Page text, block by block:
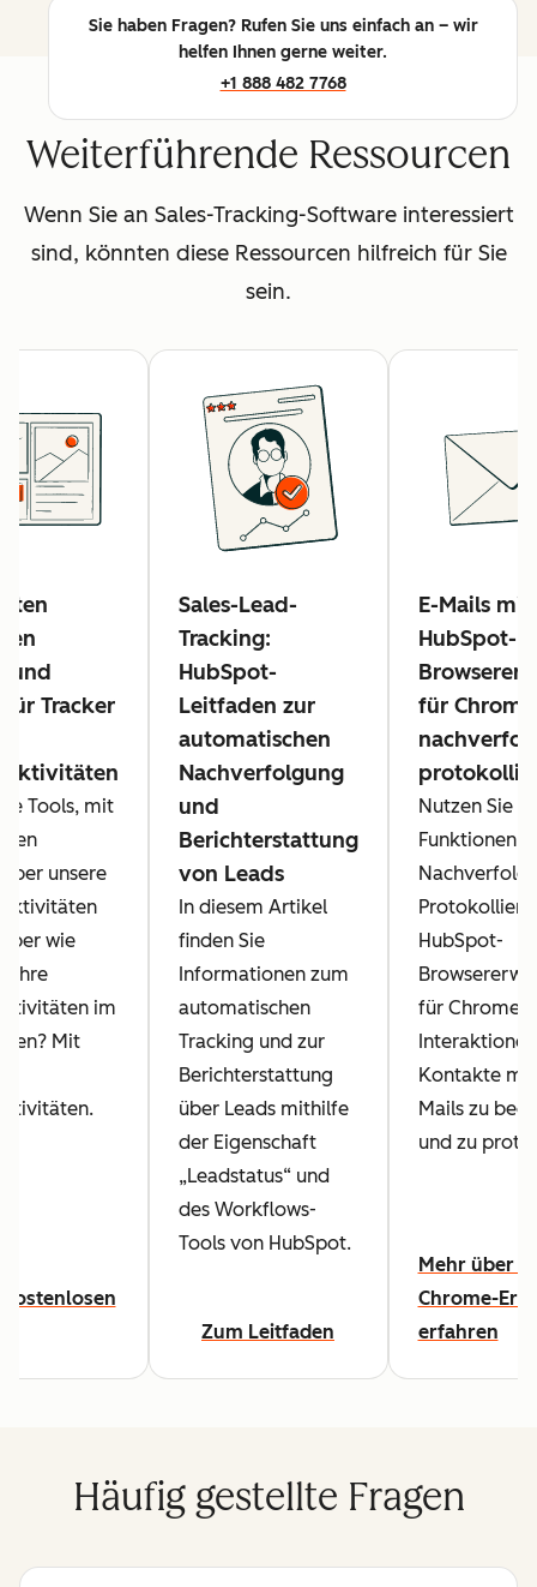
Sie haben Fragen? Rufen Sie uns einfach an – wir
helfen Ihnen gerne weiter.
+1 888 482 7768
Weiterführende Ressourcen
Wenn Sie an Sales-Tracking-Software interessiert
sind, könnten diese Ressourcen hilfreich für Sie
sein.
und
Tracker
Tools, mit
unsere
wie
Ihre
im
Mit
kostenlosen
Sales-Lead-
Tracking:
HubSpot-
Leitfaden zur
automatischen
Nachverfolgung
und
Berichterstattung
von Leads
In diesem Artikel
finden Sie
Informationen zum
automatischen
Tracking und zur
Berichterstattung
über Leads mithilfe
der Eigenschaft
„Leadstatus“ und
des Workflows-
Tools von HubSpot.
Zum Leitfaden
E-Mails
HubSpot-
für Chrome
Nutzen Sie
Funktionen
HubSpot-
für Chrome,
Kontakte mit
Mails zu
und zu
Mehr über
Chrome-
erfahren
Häufig gestellte Fragen